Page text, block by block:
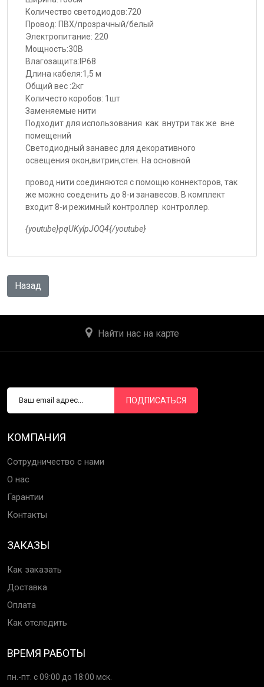
Количество светодиодов:720
Провод: ПВХ/прозрачный/белый
Электропитание: 220
Мощность:30В
Влагозащита:IP68
Длина кабеля:1,5 м
Общий вес :2кг
Количесто коробов: 1шт
Заменяемые нити
Подходит для использования как внутри так же вне
помещений
Светодиодный занавес для декоративного
освещения окон,витрин,стен. На основной
провод нити соединяются с помощю коннекторов, так
же можно соеденить до 8-и занавесов. В комплект
входит 8-и режимный контроллер контроллер.
{youtube}pqUKylpJOQ4{/youtube}
Найти нас на карте
ПОДПИСАТЬСЯ
КОМПАНИЯ
Сотрудничество с нами
О нас
Гарантии
Контакты
ЗАКАЗЫ
Как заказать
Доставка
Оплата
Как отследить
ВРЕМЯ РАБОТЫ
пн.-пт. с 09:00 до 18:00 мск.